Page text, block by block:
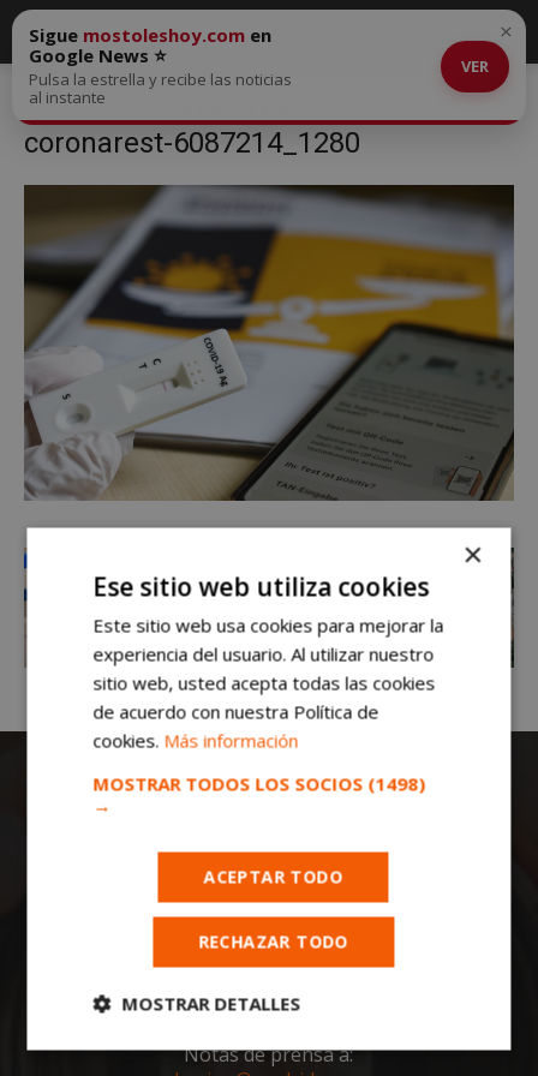
Inicio
Móstoles entre las ciudades donde más test de antígenos se
realizaron
coronarest-6087214_1280
Sigue mostoleshoy.com en
Google News ⭐
Pulsa la estrella y recibe las noticias
al instante
VER
×
mostoleshoy.com. Mantente informado de
deportes de tu ciudad. ¡Síguenos!
Notas de prensa a:
×
Ese sitio web utiliza cookies
Este sitio web usa cookies para mejorar la
experiencia del usuario. Al utilizar nuestro
sitio web, usted acepta todas las cookies
de acuerdo con nuestra Política de
cookies. Más información
MOSTRAR TODOS LOS SOCIOS (1498)
→
ACEPTAR TODO
RECHAZAR TODO
MOSTRAR DETALLES
Cookies
Cookies de